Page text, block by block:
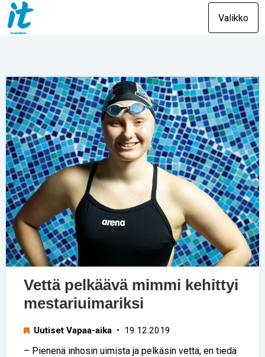
Valikko
Vettä pelkäävä mimmi kehittyi
mestariuimariksi
Uutiset Vapaa-aika • 19.12.2019
– Pienenä inhosin uimista ja pelkäsin vettä, en tiedä